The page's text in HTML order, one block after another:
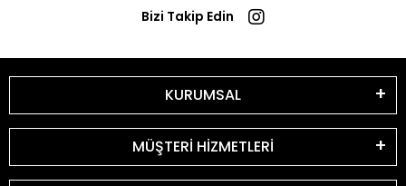
Bizi Takip Edin
KURUMSAL
MÜŞTERİ HİZMETLERİ